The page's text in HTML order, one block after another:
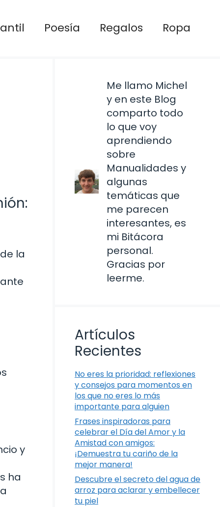
Poesía Regalos Ropa
la
y
ha
Me llamo Michel
y en este Blog
comparto todo
lo que voy
aprendiendo
sobre
Manualidades y
algunas
temáticas que
me parecen
interesantes, es
mi Bitácora
personal.
Gracias por
leerme.
Artículos
Recientes
No eres la prioridad: reflexiones
y consejos para momentos en
los que no eres lo más
importante para alguien
Frases inspiradoras para
celebrar el Día del Amor y la
Amistad con amigos:
¡Demuestra tu cariño de la
mejor manera!
Descubre el secreto del agua de
arroz para aclarar y embellecer
tu piel